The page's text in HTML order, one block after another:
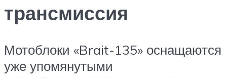
трансмиссия
Мотоблоки «Brait-135» оснащаются
уже упомянутыми